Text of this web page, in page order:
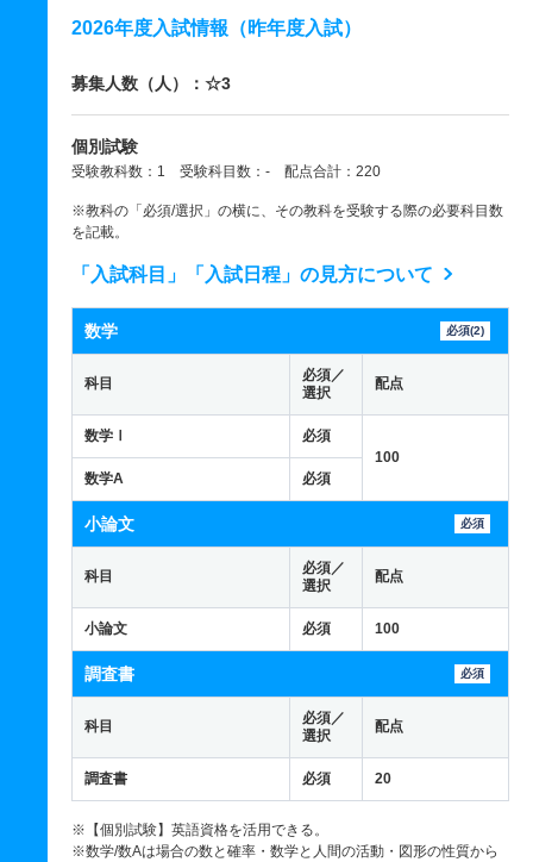
2026年度入試情報（昨年度入試）
募集人数（人）：☆3
個別試験
受験教科数：1 受験科目数：- 配点合計：220
※教科の「必須/選択」の横に、その教科を受験する際の必要科目数
を記載。
「入試科目」「入試日程」の見方について
数学 必須(2)
科目
必須／
選択
配点
数学Ⅰ
必須
100
数学A
必須
小論文 必須
科目
必須／
選択
配点
小論文 必須 100
調査書 必須
科目
必須／
選択
配点
調査書 必須 20
※【個別試験】英語資格を活用できる。
※数学/数Aは場合の数と確率・数学と人間の活動・図形の性質から